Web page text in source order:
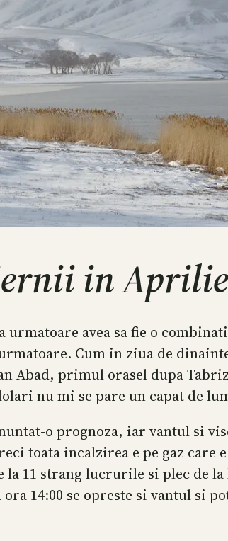
in
urmatoare avea sa fie o
Cum in ziua de
Abad, primul orasel dupa
nu mi se pare un capat de
o prognoza, iar vantul si
toata incalzirea e pe gaz
la 11 strang lucrurile si plec de
ora 14:00 se opreste si vantul